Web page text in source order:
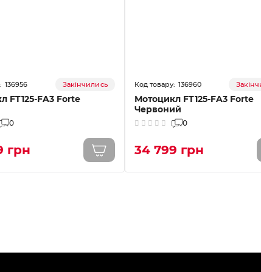
136956 Закінчились
FT125-FA3 Forte
0
грн
136960
Мотоцикл FT125-FA3 Forte
Червоний
0
34 799 грн